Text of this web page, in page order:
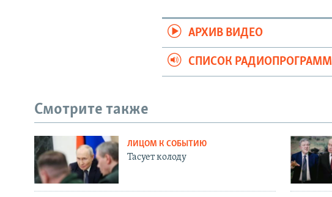
АРХИВ ВИДЕО
СПИСОК РАДИОПРОГРАММ
Смотрите также
ЛИЦОМ К СОБЫТИЮ
Тасует колоду